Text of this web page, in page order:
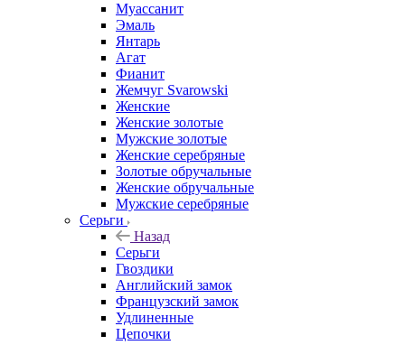
Муассанит
Эмаль
Янтарь
Агат
Фианит
Жемчуг Svarowski
Женские
Женские золотые
Мужские золотые
Женские серебряные
Золотые обручальные
Женские обручальные
Мужские серебряные
Серьги
Назад
Серьги
Гвоздики
Английский замок
Французский замок
Удлиненные
Цепочки